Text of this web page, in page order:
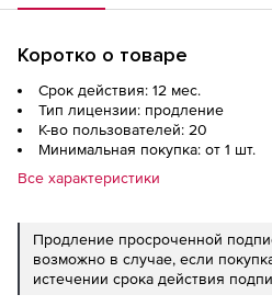
Коротко о товаре
Срок действия: 12 мес.
Тип лицензии: продление
К-во пользователей: 20
Минимальная покупка: от 1 шт.
Все характеристики
Продление просроченной
возможно в случае, если
истечении срока действия